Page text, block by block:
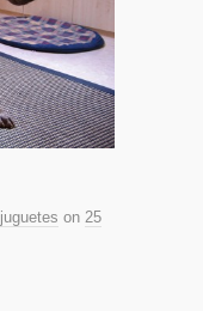
juguetes on 25